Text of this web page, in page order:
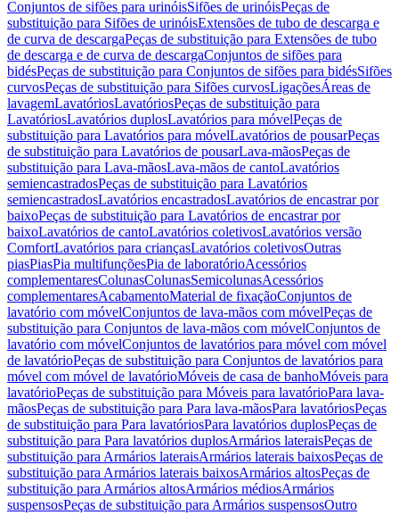
Conjuntos de sifões para urinóisSifões de urinóisPeças de
substituição para Sifões de urinóisExtensões de tubo de descarga e
de curva de descargaPeças de substituição para Extensões de tubo
de descarga e de curva de descargaConjuntos de sifões para
bidésPeças de substituição para Conjuntos de sifões para bidésSifões
curvosPeças de substituição para Sifões curvosLigaçõesÁreas de
lavagemLavatóriosLavatóriosPeças de substituição para
LavatóriosLavatórios duplosLavatórios para móvelPeças de
substituição para Lavatórios para móvelLavatórios de pousarPeças
de substituição para Lavatórios de pousarLava-mãosPeças de
substituição para Lava-mãosLava-mãos de cantoLavatórios
semiencastradosPeças de substituição para Lavatórios
semiencastradosLavatórios encastradosLavatórios de encastrar por
baixoPeças de substituição para Lavatórios de encastrar por
baixoLavatórios de cantoLavatórios coletivosLavatórios versão
ComfortLavatórios para criançasLavatórios coletivosOutras
piasPiasPia multifunçõesPia de laboratórioAcessórios
complementaresColunasColunasSemicolunasAcessórios
complementaresAcabamentoMaterial de fixaçãoConjuntos de
lavatório com móvelConjuntos de lava-mãos com móvelPeças de
substituição para Conjuntos de lava-mãos com móvelConjuntos de
lavatório com móvelConjuntos de lavatórios para móvel com móvel
de lavatórioPeças de substituição para Conjuntos de lavatórios para
móvel com móvel de lavatórioMóveis de casa de banhoMóveis para
lavatórioPeças de substituição para Móveis para lavatórioPara lava-
mãosPeças de substituição para Para lava-mãosPara lavatóriosPeças
de substituição para Para lavatóriosPara lavatórios duplosPeças de
substituição para Para lavatórios duplosArmários lateraisPeças de
substituição para Armários lateraisArmários laterais baixosPeças de
substituição para Armários laterais baixosArmários altosPeças de
substituição para Armários altosArmários médiosArmários
suspensosPeças de substituição para Armários suspensosOutro